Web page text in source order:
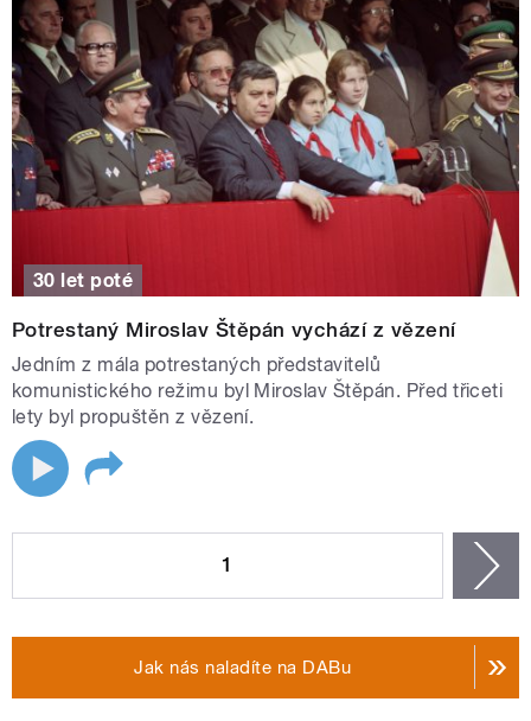
30 let poté
Potrestaný Miroslav Štěpán vychází z vězení
Jedním z mála potrestaných představitelů
komunistického režimu byl Miroslav Štěpán. Před třiceti
lety byl propuštěn z vězení.
1
Jak nás naladíte na DABu